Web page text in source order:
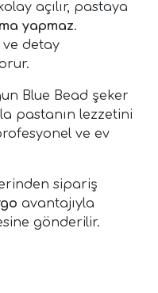
açılır, pastaya
yapmaz.
ve detay
Blue Bead şeker
pastanın lezzetini
ve ev
sipariş
avantajıyla
gönderilir.